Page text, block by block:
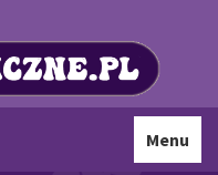
Toggle
Menu